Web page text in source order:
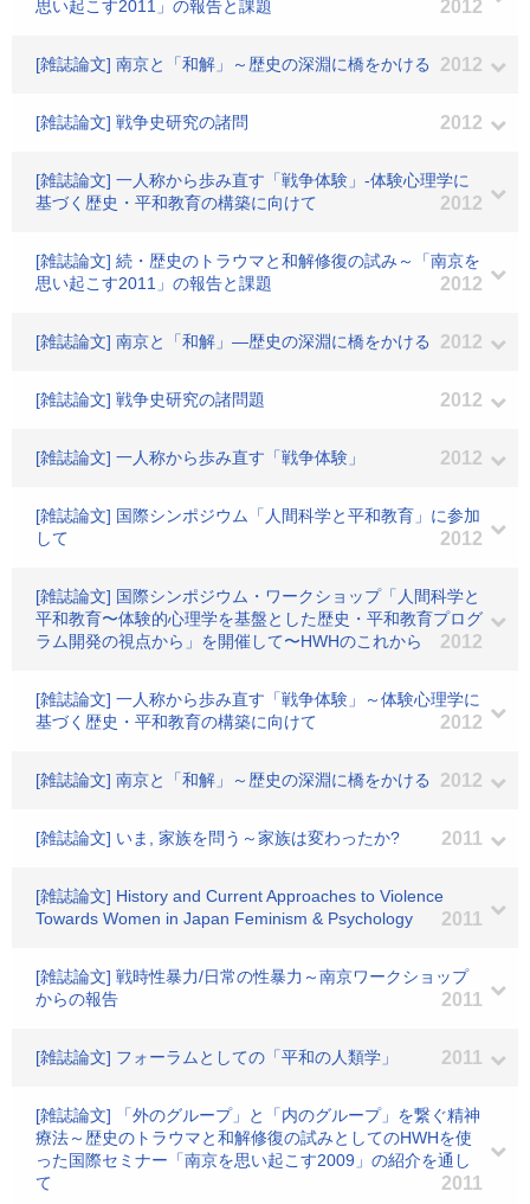
思い起こす2011」の報告と課題
2012
[雑誌論文] 南京と「和解」～歴史の深淵に橋をかける 2012
[雑誌論文] 戦争史研究の諸問 2012
[雑誌論文] 一人称から歩み直す「戦争体験」-体験心理学に
基づく歴史・平和教育の構築に向けて
2012
[雑誌論文] 続・歴史のトラウマと和解修復の試み～「南京を
思い起こす2011」の報告と課題
2012
[雑誌論文] 南京と「和解」―歴史の深淵に橋をかける 2012
[雑誌論文] 戦争史研究の諸問題 2012
[雑誌論文] 一人称から歩み直す「戦争体験」 2012
[雑誌論文] 国際シンポジウム「人間科学と平和教育」に参加
して
2012
[雑誌論文] 国際シンポジウム・ワークショップ「人間科学と
平和教育〜体験的心理学を基盤とした歴史・平和教育プログ
ラム開発の視点から」を開催して〜HWHのこれから
2012
[雑誌論文] 一人称から歩み直す「戦争体験」～体験心理学に
基づく歴史・平和教育の構築に向けて
2012
[雑誌論文] 南京と「和解」～歴史の深淵に橋をかける 2012
[雑誌論文] いま, 家族を問う～家族は変わったか? 2011
[雑誌論文] History and Current Approaches to Violence
Towards Women in Japan Feminism & Psychology
2011
[雑誌論文] 戦時性暴力/日常の性暴力～南京ワークショップ
からの報告
2011
[雑誌論文] フォーラムとしての「平和の人類学」 2011
[雑誌論文] 「外のグループ」と「内のグループ」を繋ぐ精神
療法～歴史のトラウマと和解修復の試みとしてのHWHを使
った国際セミナー「南京を思い起こす2009」の紹介を通し
て
2011